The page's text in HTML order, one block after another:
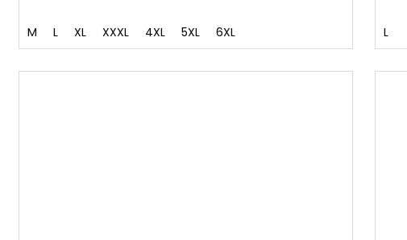
M L XL XXXL 4XL 5XL 6XL L